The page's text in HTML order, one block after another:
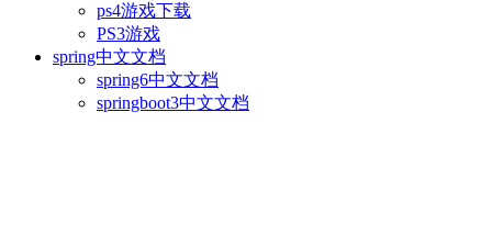
ps4游戏下载
PS3游戏
spring中文文档
spring6中文文档
springboot3中文文档